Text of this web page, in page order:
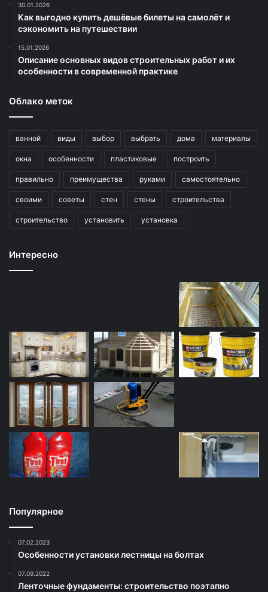
30.01.2026
Как выгодно купить дешёвые билеты на самолёт и
сэкономить на путешествии
15.01.2026
Описание основных видов строительных работ и их
особенности в современной практике
Облако меток
ванной виды выбор выбрать дома материалы
окна особенности пластиковые построить
правильно преимущества руками самостоятельно
своими советы стен стены строительства
строительство установить установка
Интересно
Популярное
07.02.2023
Особенности установки лестницы на болтах
07.09.2022
Ленточные фундаменты: строительство поэтапно